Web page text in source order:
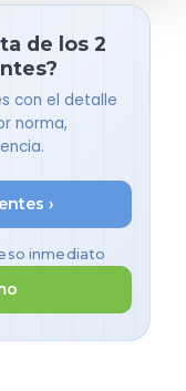
de los 2
con el detalle
norma,
›
inmediato